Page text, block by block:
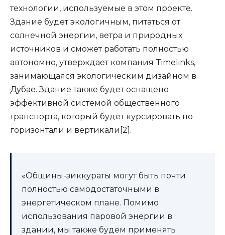
технологии, используемые в этом проекте.
Здание будет экологичным, питаться от
солнечной энергии, ветра и природных
источников и сможет работать полностью
автономно, утверждает компания Timelinks,
занимающаяся экологическим дизайном в
Дубае. Здание также будет оснащено
эффективной системой общественного
транспорта, который будет курсировать по
горизонтали и вертикали[2].
«Общины-зиккураты могут быть почти
полностью самодостаточными в
энергетическом плане. Помимо
использования паровой энергии в
здании, мы также будем применять